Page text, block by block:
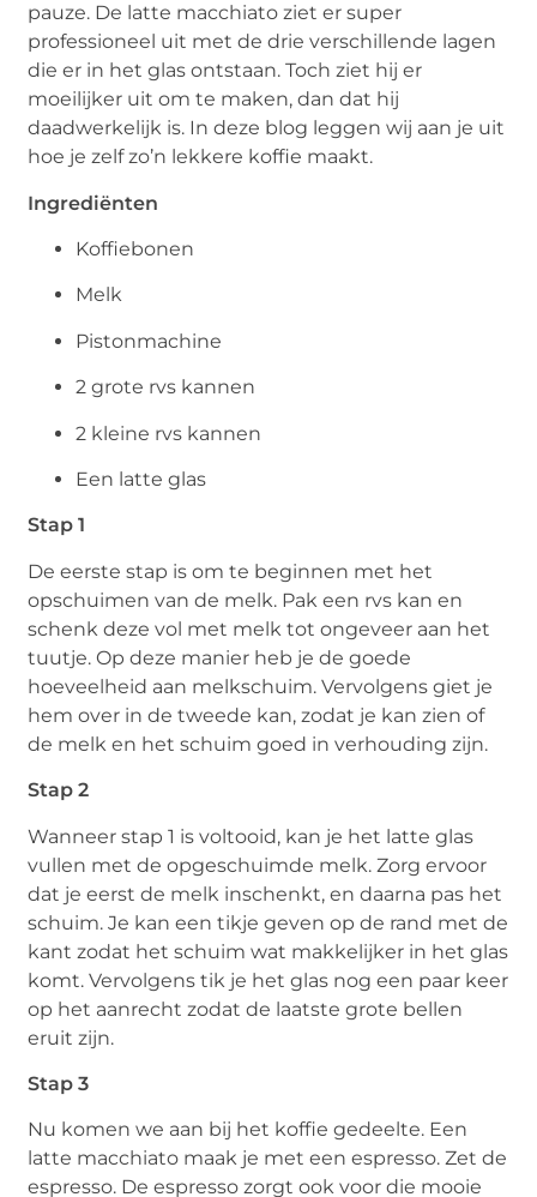
pauze. De latte macchiato ziet er super
professioneel uit met de drie verschillende lagen
die er in het glas ontstaan. Toch ziet hij er
moeilijker uit om te maken, dan dat hij
daadwerkelijk is. In deze blog leggen wij aan je uit
hoe je zelf zo’n lekkere koffie maakt.
Ingrediënten
Koffiebonen
Melk
Pistonmachine
2 grote rvs kannen
2 kleine rvs kannen
Een latte glas
Stap 1
De eerste stap is om te beginnen met het
opschuimen van de melk. Pak een rvs kan en
schenk deze vol met melk tot ongeveer aan het
tuutje. Op deze manier heb je de goede
hoeveelheid aan melkschuim. Vervolgens giet je
hem over in de tweede kan, zodat je kan zien of
de melk en het schuim goed in verhouding zijn.
Stap 2
Wanneer stap 1 is voltooid, kan je het latte glas
vullen met de opgeschuimde melk. Zorg ervoor
dat je eerst de melk inschenkt, en daarna pas het
schuim. Je kan een tikje geven op de rand met de
kant zodat het schuim wat makkelijker in het glas
komt. Vervolgens tik je het glas nog een paar keer
op het aanrecht zodat de laatste grote bellen
eruit zijn.
Stap 3
Nu komen we aan bij het koffie gedeelte. Een
latte macchiato maak je met een espresso. Zet de
espresso. De espresso zorgt ook voor die mooie